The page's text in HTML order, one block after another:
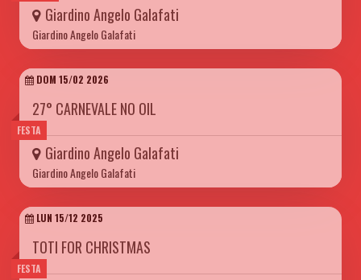
Giardino Angelo Galafati
Giardino Angelo Galafati
FESTA
DOM 15/02 2026
27° CARNEVALE NO OIL
Giardino Angelo Galafati
Giardino Angelo Galafati
FESTA
LUN 15/12 2025
TOTI FOR CHRISTMAS